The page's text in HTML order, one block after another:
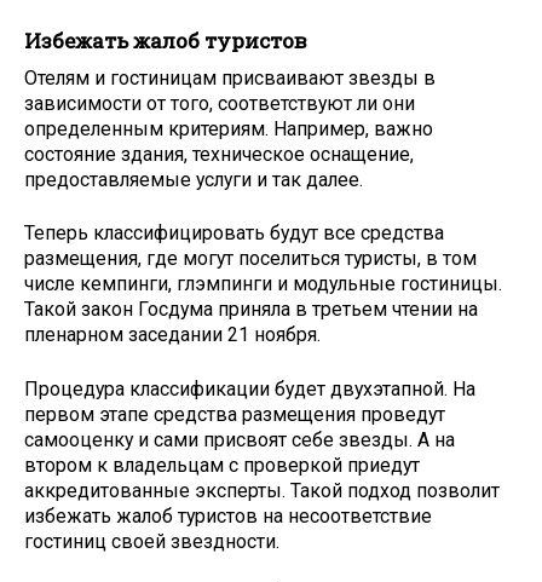
Избежать жалоб туристов
Отелям и гостиницам присваивают звезды в
зависимости от того, соответствуют ли они
определенным критериям. Например, важно
состояние здания, техническое оснащение,
предоставляемые услуги и так далее.
Теперь классифицировать будут все средства
размещения, где могут поселиться туристы, в том
числе кемпинги, глэмпинги и модульные гостиницы.
Такой закон Госдума приняла в третьем чтении на
пленарном заседании 21 ноября.
Процедура классификации будет двухэтапной. На
первом этапе средства размещения проведут
самооценку и сами присвоят себе звезды. А на
втором к владельцам с проверкой приедут
аккредитованные эксперты. Такой подход позволит
избежать жалоб туристов на несоответствие
гостиниц своей звездности.